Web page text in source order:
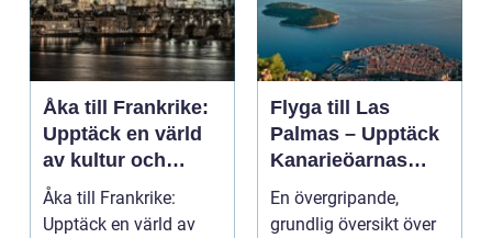
Åka till Frankrike:
Upptäck en värld
av kultur och
skönhet
Åka till Frankrike:
Upptäck en värld av
Flyga till Las
Palmas – Upptäck
Kanarieöarnas
pärla
En övergripande,
grundlig översikt över